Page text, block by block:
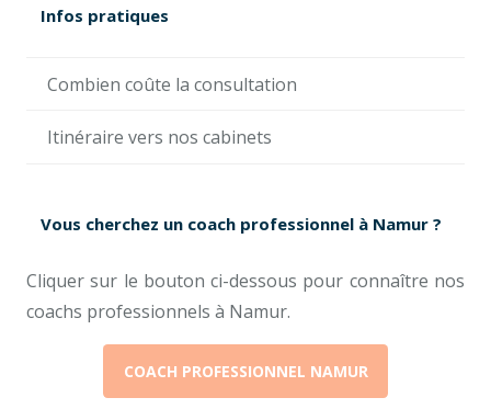
Infos pratiques
Combien coûte la consultation
Itinéraire vers nos cabinets
Vous cherchez un coach professionnel à Namur ?
Cliquer sur le bouton ci-dessous pour connaître nos
coachs professionnels à Namur.
COACH PROFESSIONNEL NAMUR